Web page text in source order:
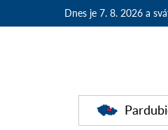
Dnes je 7. 8. 2026 a